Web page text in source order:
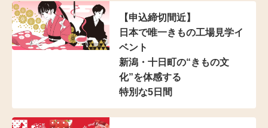
【申込締切間近】
日本で唯一きもの工場見学イ
ベント
新潟・十日町の“きもの文
化”を体感する
特別な5日間